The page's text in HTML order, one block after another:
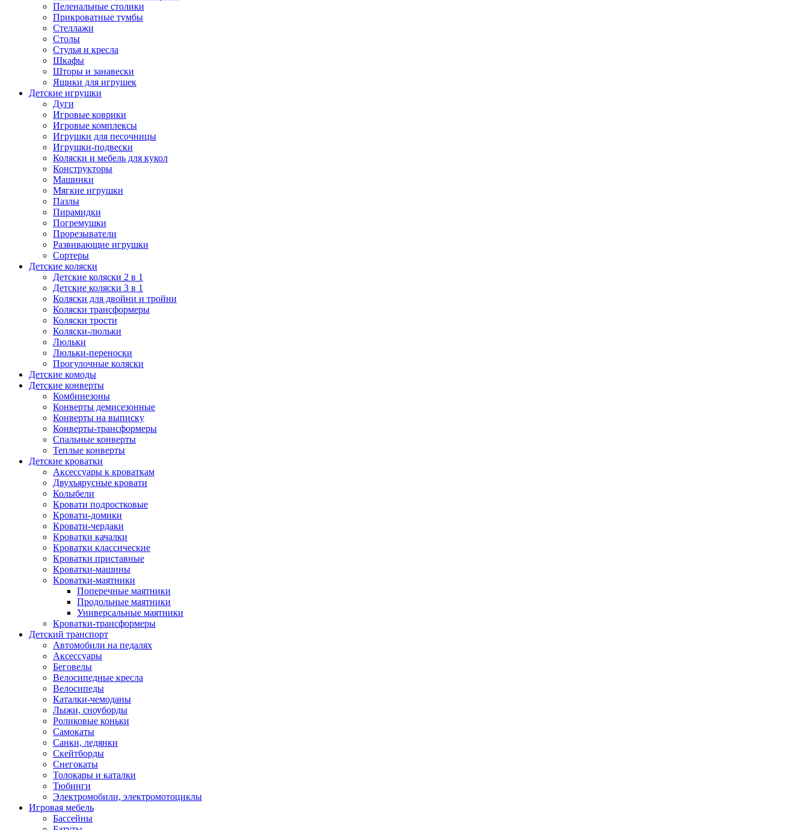
Пеленальные столики
Прикроватные тумбы
Стеллажи
Столы
Стулья и кресла
Шкафы
Шторы и занавески
Ящики для игрушек
Детские игрушки
Дуги
Игровые коврики
Игровые комплексы
Игрушки для песочницы
Игрушки-подвески
Коляски и мебель для кукол
Конструкторы
Машинки
Мягкие игрушки
Пазлы
Пирамидки
Погремушки
Прорезыватели
Развивающие игрушки
Сортеры
Детские коляски
Детские коляски 2 в 1
Детские коляски 3 в 1
Коляски для двойни и тройни
Коляски трансформеры
Коляски трости
Коляски-люльки
Люльки
Люльки-переноски
Прогулочные коляски
Детские комоды
Детские конверты
Комбинезоны
Конверты демисезонные
Конверты на выписку
Конверты-трансформеры
Спальные конверты
Теплые конверты
Детские кроватки
Аксессуары к кроваткам
Двухъярусные кровати
Колыбели
Кровати подростковые
Кровати-домики
Кровати-чердаки
Кроватки качалки
Кроватки классические
Кроватки приставные
Кроватки-машины
Кроватки-маятники
Поперечные маятники
Продольные маятники
Универсальные маятники
Кроватки-трансформеры
Детский транспорт
Автомобили на педалях
Аксессуары
Беговелы
Велосипедные кресла
Велосипеды
Каталки-чемоданы
Лыжи, сноуборды
Роликовые коньки
Самокаты
Санки, ледянки
Скейтборды
Снегокаты
Толокары и каталки
Тюбинги
Электромобили, электромотоциклы
Игровая мебель
Бассейны